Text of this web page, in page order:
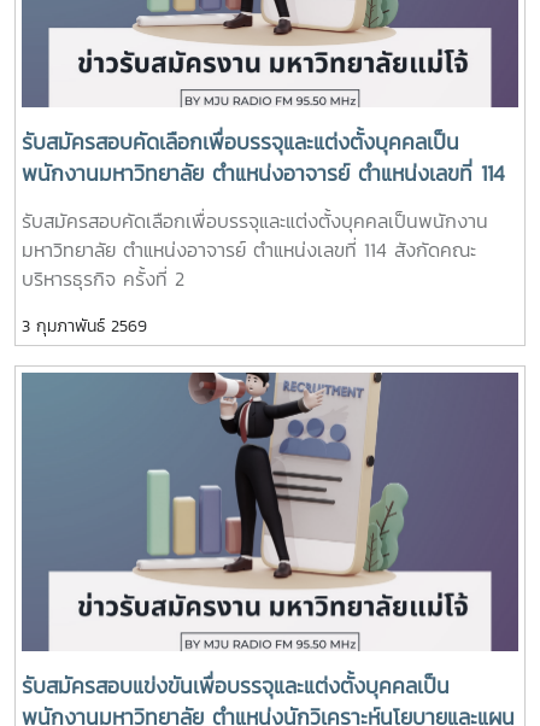
ดินพร้อมปลูกที่ผลิตจากดินอินทรีย์ 100% อุดมด้วยธาตุอาหารพืช
มีโครงสร้างดินร่วนซุย ระบายน้ำและอากาศได้ดี และมีค่าความ
เป็นกรด-ด่าง (pH) ที่เหมาะสมต่อการเจริญเติบโตของพืช ช่วยส่ง
เสริมให้พืชดูดใช้ธาตุอาหารได้อย่างมีประสิทธิภาพ เหมาะสำหรับ
การปลูกพืชอินทรีย์ทุกชนิด ให้ผลผลิตสะอาด ปลอดภัย และ
ปราศจากสารพิษตกค้าง ซึ่งจัดได้ว่าดินปลูกพรีเมียมของ
ศูนย์วิจัยและพัฒนาเกษตรธรรมชาติ มหาวิทยาลัยแม่โจ้ เป็นดินที่
มีองค์ประกอบทางชีวภาพ กายภาพและเคมี ครบสมบูรณ์ เหมาะ
สำหรับการปลูกพืชในระยะยาวศาสตราจารย์ ดร.อานัฐ ตันโช กล่าว
ด้วยว่า ดินพรีเมียม หรือ ดิน เด้ง ดึ๋ง นี้ สามารถนำไปปลูกพืชได้
ทุกชนิด และสามารถปลูกได้โดยไม่ต้องมีการเติมปุ๋ย หรือ สาร
อาหาร อื่นใดลงไปอีก เพียงแต่รดน้ำ พรวนดิน พืชก็สามารถ
เติบโตได้อย่างรวดเร็ว เนื่องจากดินพรีเมียมนี้สามารถปลดปล่อย
ธาตุอาหารให้พืชได้อย่างรวดเร็วทันเวลาที่พืชต้องการ ทำให้
ผลผลิตจากพืชมีคุณภาพ ไม้ผลมีผลใหญ่ และมีรสชาติดี อร่อย
ด้วยทั้งนี้ ศูนย์วิจัยและพัฒนาเกษตรธรรมชาติ มหาวิทยาลัยแม่โจ้
ได้เตรียมเปิดร้านค้าของศูนย์วิจัยและพัฒนาเกษตรธรรมชาติ
มหาวิทยาลัยแม่โจ้ขึ้นอย่างเป็นทางการที่ตลาดคำเที่ยงในวันที่ 20
มีนาคม พ.ศ. 2569 เพื่อเป็นแหล่งจำหน่าย ดินพรีเมียม หรือ ดิน
เด้ง ดึ๋ง รวมสินค้าเกษตรอินทรีย์ สินค้าเกษตรทั่วไป และปัจจัย
การผลิตคุณภาพดีในราคาย่อมเยา ภายใต้การกำกับดูแลของ
มหาวิทยาลัยแม่โจ้ ซึ่งประชาชนทั่วไปสามารถหาซื้อผลิตภัณฑ์
คุณภาพของ ศูนย์วิจัยและพัฒนาเกษตรธรรมชาติ มหาวิทยาลัย
แม่โจ้ ได้สะดวกและรวดเร็วขึ้น
รับสมัครสอบคัดเลือกเพื่อบรรจุและแต่งตั้งบุคคลเป็น
พนักงานมหาวิทยาลัย ตำแหน่งอาจารย์ ตำแหน่งเลขที่ 114
สังกัดคณะบริหารธุรกิจ ครั้งที่ 2
รับสมัครสอบคัดเลือกเพื่อบรรจุและแต่งตั้งบุคคลเป็นพนักงาน
มหาวิทยาลัย ตำแหน่งอาจารย์ ตำแหน่งเลขที่ 114 สังกัดคณะ
บริหารธุรกิจ ครั้งที่ 2
3 กุมภาพันธ์ 2569
รับสมัครสอบแข่งขันเพื่อบรรจุและแต่งตั้งบุคคลเป็น
พนักงานมหาวิทยาลัย ตำแหน่งนักวิเคราะห์นโยบายและแผน